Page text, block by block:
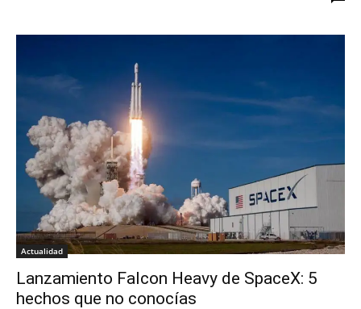
Actualidad
Lanzamiento Falcon Heavy de SpaceX: 5
hechos que no conocías